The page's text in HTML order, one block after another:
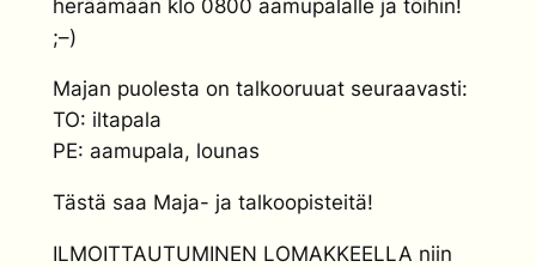
heräämään klo 0800 aamupalalle ja töihin!
;–)
Majan puolesta on talkooruuat seuraavasti:
TO: iltapala
PE: aamupala, lounas
Tästä saa Maja- ja talkoopisteitä!
ILMOITTAUTUMINEN LOMAKKEELLA niin